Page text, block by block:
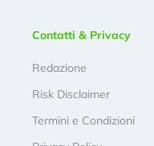
Contatti & Privacy
Redazione
Risk Disclaimer
Termini e Condizioni